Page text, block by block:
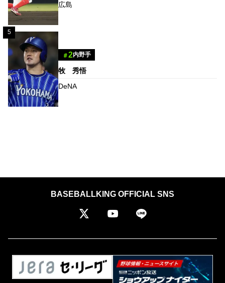
広島
5
＃2内野手
牧 秀悟
DeNA
BASEBALLKING OFFICIAL SNS